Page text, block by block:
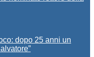
dopo 25 anni un